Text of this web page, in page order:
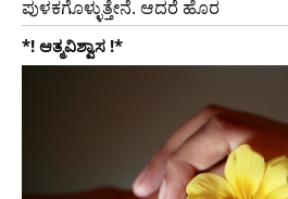
ಪುಳಕಗೊಳ್ಳುತ್ತೇನೆ. ಆದರೆ ಹೊರ
*! ಆತ್ಮವಿಶ್ವಾಸ !*